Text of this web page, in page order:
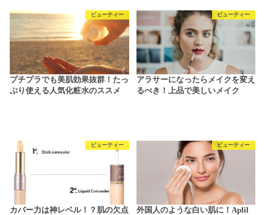
ビューティー
プチプラでも美肌効果抜群！たっ
ぷり使える人気化粧水のススメ
ビューティー
アラサーになったらメイクを変え
るべき！上品で美しいメイク
ビューティー
カバー力は神レベル！？肌の欠点
ビューティー
外国人のような白い肌に！Aplil